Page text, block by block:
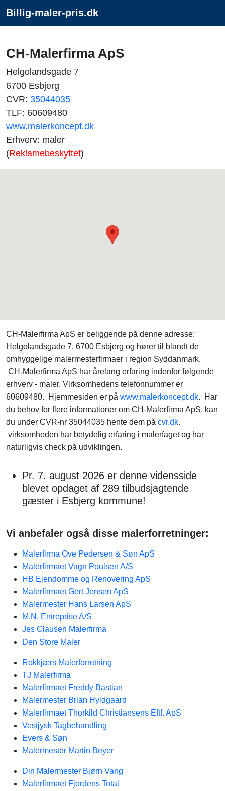
Billig-maler-pris.dk
CH-Malerfirma ApS
Helgolandsgade 7
6700 Esbjerg
CVR: 35044035
TLF: 60609480
www.malerkoncept.dk
Erhverv: maler
(Reklamebeskyttet)
CH-Malerfirma ApS er beliggende på denne adresse:
Helgolandsgade 7, 6700 Esbjerg og hører til blandt de
omhyggelige malermesterfirmaer i region Syddanmark.
CH-Malerfirma ApS har årelang erfaring indenfor følgende
erhverv - maler. Virksomhedens telefonnummer er
60609480. Hjemmesiden er på www.malerkoncept.dk. Har
du behov for flere informationer om CH-Malerfirma ApS, kan
du under CVR-nr 35044035 hente dem på cvr.dk.
virksomheden har betydelig erfaring i malerfaget og har
naturligvis check på udviklingen.
Pr. 7. august 2026 er denne vidensside
blevet opdaget af 289 tilbudsjagtende
gæster i Esbjerg kommune!
Vi anbefaler også disse malerforretninger:
Malerfirma Ove Pedersen & Søn ApS
Malerfirmaet Vagn Poulsen A/S
HB Ejendomme og Renovering ApS
Malerfirmaet Gert Jensen ApS
Malermester Hans Larsen ApS
M.N. Entreprise A/S
Jes Clausen Malerfirma
Den Store Maler
Rokkjærs Malerforretning
TJ Malerfirma​
Malerfirmaet Freddy Bastian
Malermester Brian Hyldgaard
Malerfirmaet Thorkild Christiansens Eftf. ApS
Vestjysk Tagbehandling
Evers & Søn
Malermester Martin Beyer
Din Malermester Bjørn Vang
Malerfirmaet Fjordens Total